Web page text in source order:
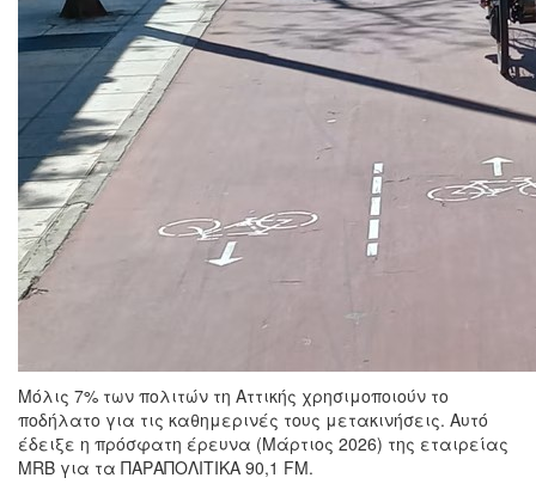
Μόλις 7% των πολιτών τη Αττικής χρησιμοποιούν το
ποδήλατο για τις καθημερινές τους μετακινήσεις. Αυτό
έδειξε η πρόσφατη έρευνα (Μάρτιος 2026) της εταιρείας
MRB για τα ΠAΡΑΠΟΛΙΤΙΚΑ 90,1 FM.